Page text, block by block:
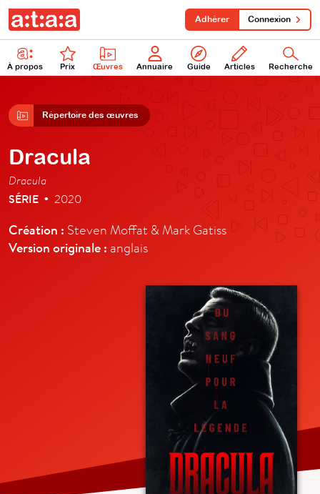
À propos Prix Œuvres Annuaire Guide Articles Recherche
Adhérer Connexion
Répertoire des œuvres
Dracula
Dracula
SÉRIE • 2020
Création : Steven Moffat & Mark Gatiss
Version originale : anglais